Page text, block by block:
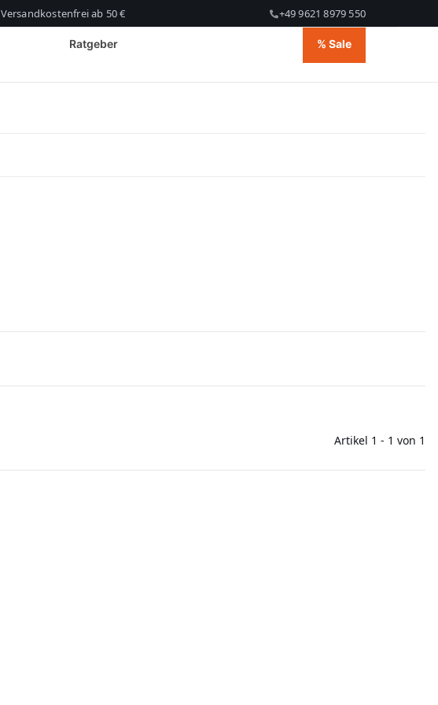
Versandkostenfrei ab 50 € +49 9621 8979 550
Ratgeber % Sale
Artikel 1 - 1 von 1